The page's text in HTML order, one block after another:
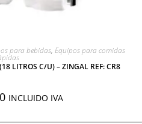
A COTIZACIÓN
para bebidas, Equipos para comidas
LITROS C/U) – ZINGAL REF: CR8
INCLUIDO IVA